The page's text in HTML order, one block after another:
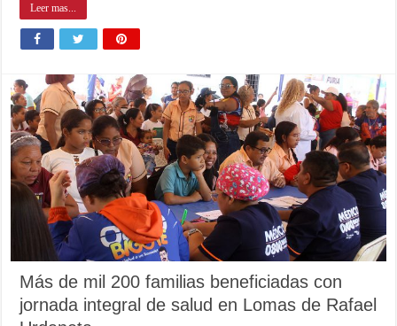
Leer mas...
Más de mil 200 familias beneficiadas con
jornada integral de salud en Lomas de Rafael